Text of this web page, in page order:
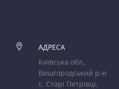

АДРЕСА
Київська обл.,
Вишгородський р-н
с. Старі Петрівці,